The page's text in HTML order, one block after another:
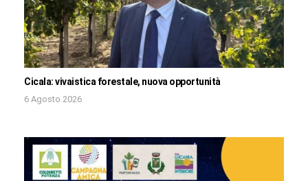
Cicala: vivaistica forestale, nuova opportunità
6 Agosto 2026